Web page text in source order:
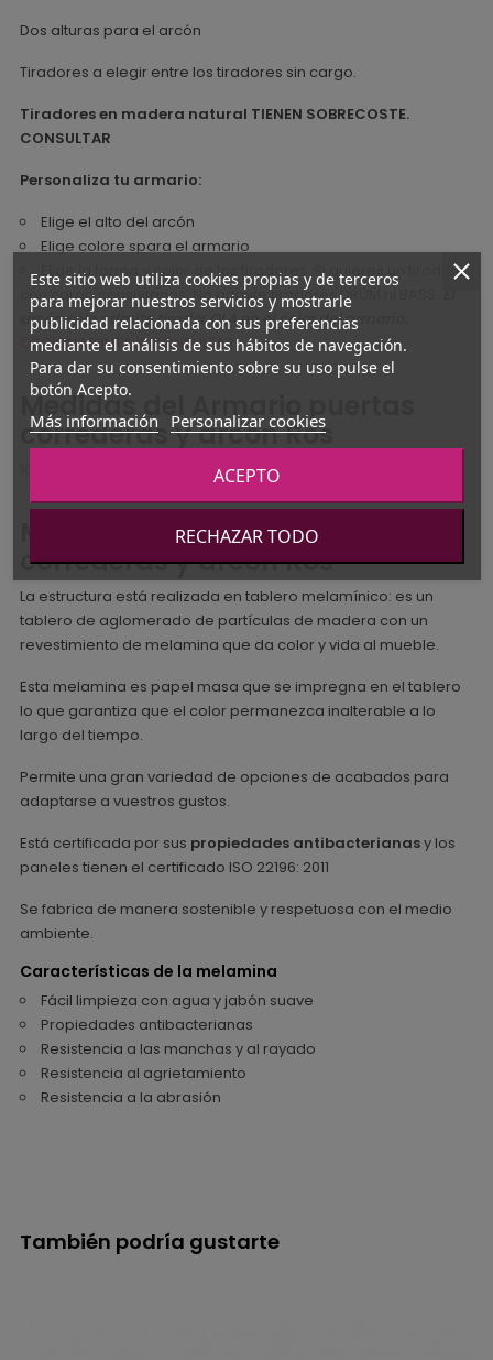
Dos alturas para el arcón
Tiradores a elegir entre los tiradores sin cargo.
Tiradores en madera natural TIENEN SOBRECOSTE.
CONSULTAR
Personaliza tu armario:
Elige el alto del arcón
Elige colore spara el armario
Elige la forma y color de los tiradores. Si quieres un tirador
con cargo consúltanos. No admite tiradores DRUM ni BASS.
arcón sólo admite tirador OLA en el color del armario.
OPCIÓN MONTAJE CONSULTAR
Medidas del Armario puertas
correderas y arcón Ros
101 cm largo x 58,9 cm fondo x 221,1 - 237,8 - 248,9 cm alto.
Materiales del Armario puertas
correderas y arcón Ros
La estructura está realizada en tablero melamínico: es un
tablero de aglomerado de partículas de madera con un
revestimiento de melamina que da color y vida al mueble.
Esta melamina es papel masa que se impregna en el tablero
lo que garantiza que el color permanezca inalterable a lo
largo del tiempo.
Permite una gran variedad de opciones de acabados para
adaptarse a vuestros gustos.
Está certificada por sus propiedades antibacterianasy los
paneles tienen el certificado ISO 22196: 2011
Se fabrica de manera sostenible y respetuosa con el medio
ambiente.
Características de la melamina
Fácil limpieza con agua y jabón suave
Propiedades antibacterianas
Resistencia a las manchas y al rayado
Resistencia al agrietamiento
Resistencia a la abrasión
También podría gustarte
Este sitio web utiliza cookies propias y de terceros
para mejorar nuestros servicios y mostrarle
publicidad relacionada con sus preferencias
mediante el análisis de sus hábitos de navegación.
Para dar su consentimiento sobre su uso pulse el
botón Acepto.
Más información Personalizar cookies
RECHAZAR TODO
ACEPTO